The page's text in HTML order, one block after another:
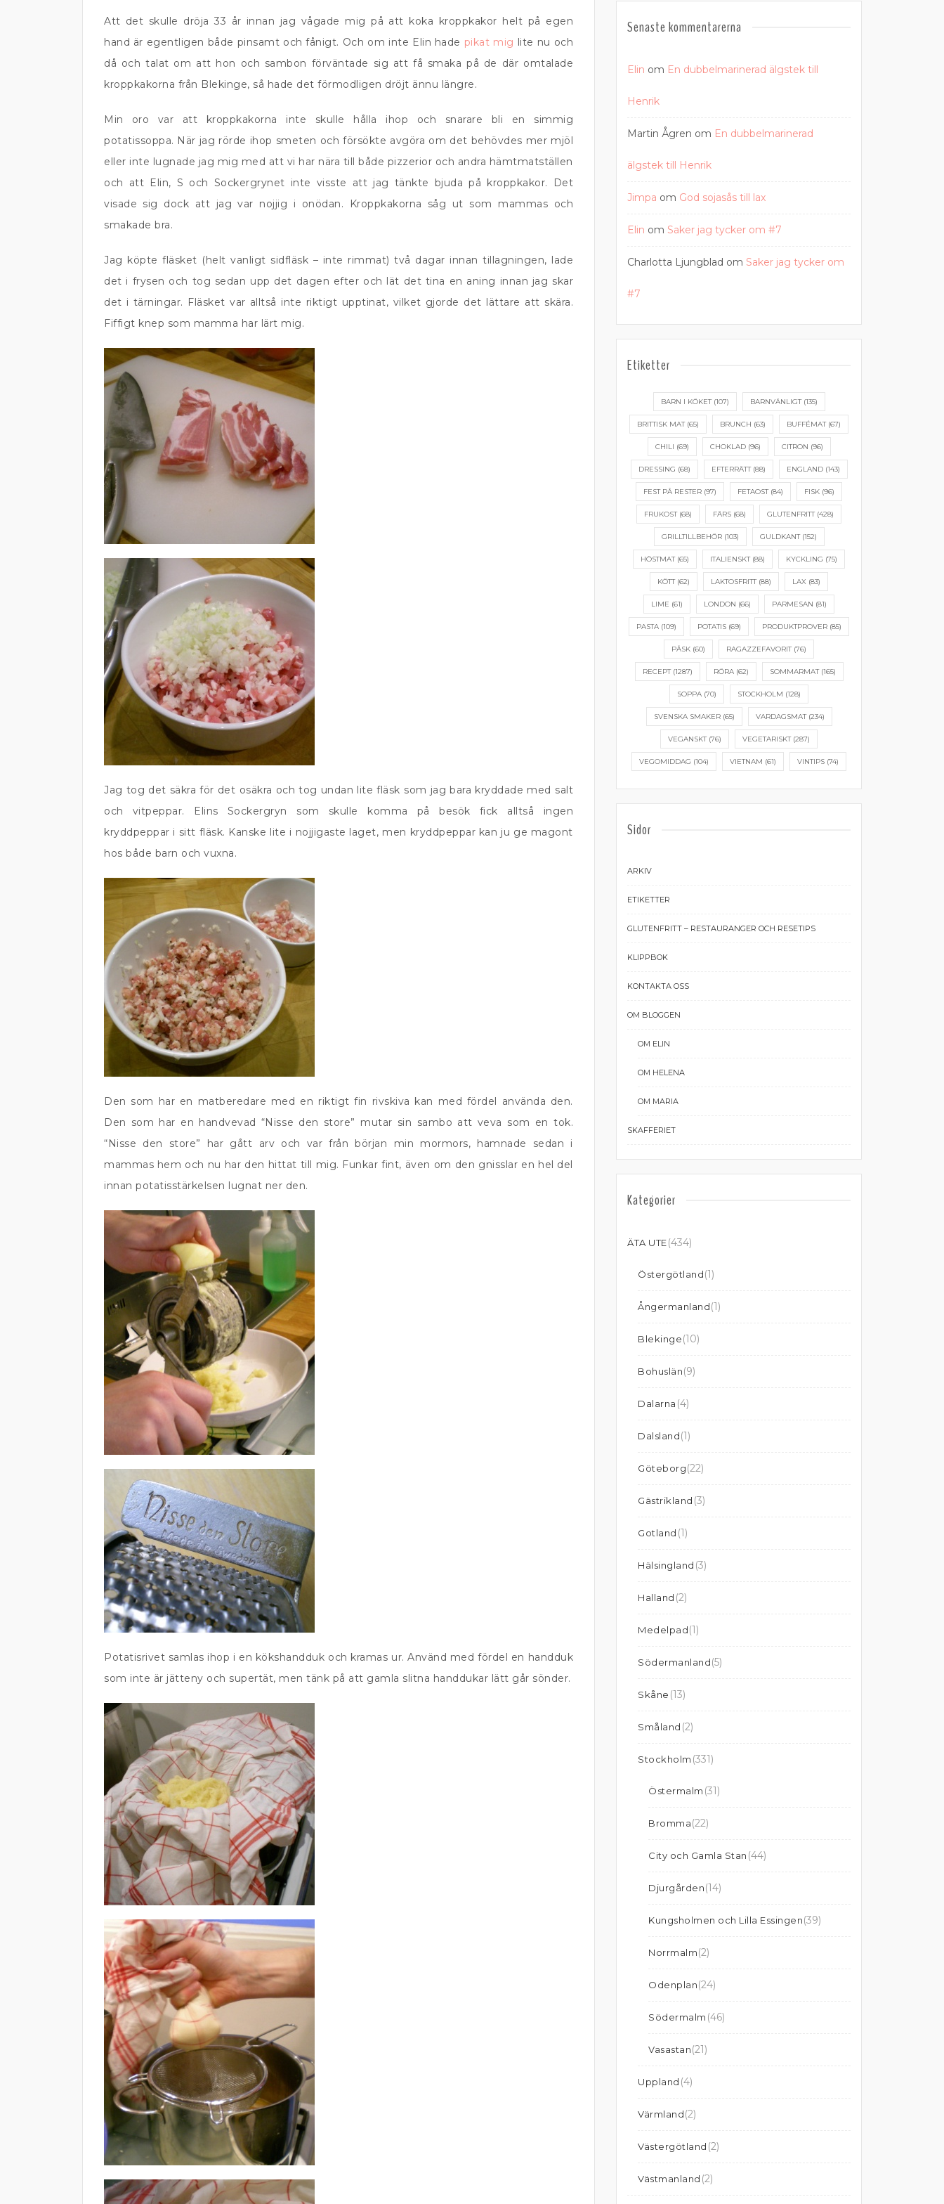
Att det skulle dröja 33 år innan jag vågade mig på att koka kroppkakor helt på egen
hand är egentligen både pinsamt och fånigt. Och om inte Elin hade pikat mig lite nu och
då och talat om att hon och sambon förväntade sig att få smaka på de där omtalade
kroppkakorna från Blekinge, så hade det förmodligen dröjt ännu längre.
Min oro var att kroppkakorna inte skulle hålla ihop och snarare bli en simmig
potatissoppa. När jag rörde ihop smeten och försökte avgöra om det behövdes mer mjöl
eller inte lugnade jag mig med att vi har nära till både pizzerior och andra hämtmatställen
och att Elin, S och Sockergrynet inte visste att jag tänkte bjuda på kroppkakor. Det
visade sig dock att jag var nojjig i onödan. Kroppkakorna såg ut som mammas och
smakade bra.
Jag köpte fläsket (helt vanligt sidfläsk – inte rimmat) två dagar innan tillagningen, lade
det i frysen och tog sedan upp det dagen efter och lät det tina en aning innan jag skar
det i tärningar. Fläsket var alltså inte riktigt upptinat, vilket gjorde det lättare att skära.
Fiffigt knep som mamma har lärt mig.
Jag tog det säkra för det osäkra och tog undan lite fläsk som jag bara kryddade med salt
och vitpeppar. Elins Sockergryn som skulle komma på besök fick alltså ingen
kryddpeppar i sitt fläsk. Kanske lite i nojjigaste laget, men kryddpeppar kan ju ge magont
hos både barn och vuxna.
Den som har en matberedare med en riktigt fin rivskiva kan med fördel använda den.
Den som har en handvevad “Nisse den store” mutar sin sambo att veva som en tok.
“Nisse den store” har gått arv och var från början min mormors, hamnade sedan i
mammas hem och nu har den hittat till mig. Funkar fint, även om den gnisslar en hel del
innan potatisstärkelsen lugnat ner den.
Potatisrivet samlas ihop i en kökshandduk och kramas ur. Använd med fördel en handduk
som inte är jätteny och supertät, men tänk på att gamla slitna handdukar lätt går sönder.
Senaste kommentarerna
Elin om En dubbelmarinerad älgstek till
Henrik
Martin Ågren om En dubbelmarinerad
älgstek till Henrik
Jimpa om God sojasås till lax
Elin om Saker jag tycker om #7
Charlotta Ljungblad om Saker jag tycker om
#7
Etiketter
BARN I KÖKET(107) BARNVÄNLIGT(135)
BRITTISK MAT(65) BRUNCH (63) BUFFÉMAT(67)
CHILI (69) CHOKLAD(96) CITRON (96)
DRESSING (68) EFTERRÄTT(88) ENGLAND(143)
FEST PÅ RESTER (97) FETAOST(84) FISK (96)
FRUKOST(68) FÄRS (68) GLUTENFRITT(428)
GRILLTILLBEHÖR(103) GULDKANT(152)
HÖSTMAT(65) ITALIENSKT(88) KYCKLING (75)
KÖTT(62) LAKTOSFRITT(88) LAX (83)
LIME (61) LONDON (66) PARMESAN (81)
PASTA (109) POTATIS (69) PRODUKTPROVER (85)
PÅSK (60) RAGAZZEFAVORIT(76)
RECEPT(1287) RÖRA(62) SOMMARMAT(165)
SOPPA (70) STOCKHOLM (128)
SVENSKA SMAKER(65) VARDAGSMAT(234)
VEGANSKT(76) VEGETARISKT(287)
VEGOMIDDAG (104) VIETNAM (61) VINTIPS (74)
Sidor
ARKIV
ETIKETTER
GLUTENFRITT – RESTAURANGER OCH RESETIPS
KLIPPBOK
KONTAKTA OSS
OM BLOGGEN
OM ELIN
OM HELENA
OM MARIA
SKAFFERIET
Kategorier
ÄTA UTE(434)
Östergötland(1)
Ångermanland(1)
Blekinge(10)
Bohuslän(9)
Dalarna (4)
Dalsland(1)
Göteborg(22)
Gästrikland (3)
Gotland (1)
Hälsingland (3)
Halland (2)
Medelpad(1)
Södermanland(5)
Skåne (13)
Småland (2)
Stockholm (331)
Östermalm (31)
Bromma(22)
City och Gamla Stan (44)
Djurgården(14)
Kungsholmen och Lilla Essingen(39)
Norrmalm(2)
Odenplan(24)
Södermalm (46)
Vasastan(21)
Uppland (4)
Värmland(2)
Västergötland (2)
Västmanland (2)